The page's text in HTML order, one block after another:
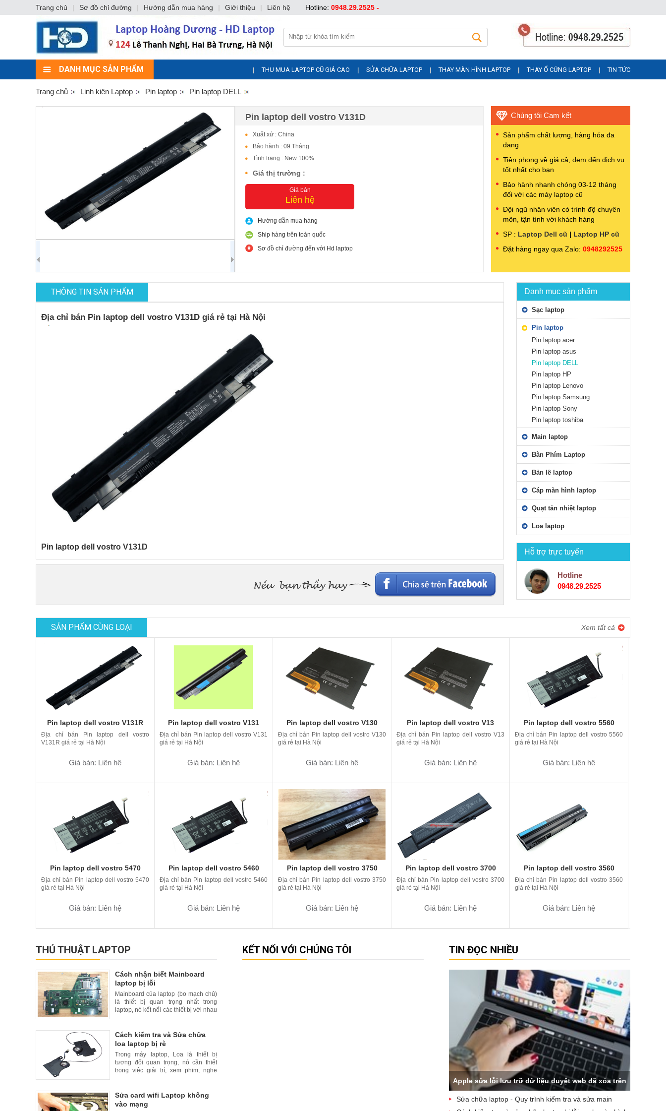
DANH MỤC SẢN PHẨM THU MUA LAPTOP CŨ GIÁ CAO SỬA CHỮA LAPTOP THAY MÀN HÌNH LAPTOP THAY Ổ CỨNG LAPTOP TIN TỨC
Trang chủ Linh kiện Laptop Pin laptop Pin laptop DELL
Pin laptop dell vostro V131D
Xuất xứ : China
Bảo hành : 09 Tháng
Tình trạng : New 100%
Giá thị trường :
Giá bán
Liên hệ
Hướng dẫn mua hàng
Ship hàng trên toàn quốc
Sơ đồ chỉ đường đến với Hd laptop
Chúng tôi Cam kết
Sản phẩm chất lượng, hàng hóa đa
dạng
Tiên phong về giá cả, đem đến dịch vụ
tốt nhất cho bạn
Bảo hành nhanh chóng 03-12 tháng
đối với các máy laptop cũ
Đội ngũ nhân viên có trình độ chuyên
môn, tận tình với khách hàng
SP : Laptop Dell cũ | Laptop HP cũ
Đặt hàng ngay qua Zalo: 0948292525
THÔNG TIN SẢN PHẨM
Địa chỉ bán Pin laptop dell vostro V131D giá rẻ tại Hà Nội
Pin laptop dell vostro V131D
Danh mục sản phẩm
Sạc laptop
Pin laptop
Pin laptop acer
Pin laptop asus
Pin laptop DELL
Pin laptop HP
Pin laptop Lenovo
Pin laptop Samsung
Pin laptop Sony
Pin laptop toshiba
Main laptop
Bàn Phím Laptop
Bản lề laptop
Cáp màn hình laptop
Quạt tản nhiệt laptop
Loa laptop
Hỗ trợ trực tuyến
Hotline
0948.29.2525
Xem tất cả
SẢN PHẨM CÙNG LOẠI
Pin laptop dell vostro V131R
Địa chỉ bán Pin laptop dell vostro
V131R giá rẻ tại Hà Nội
Giá bán: Liên hệ
Pin laptop dell vostro V131
Địa chỉ bán Pin laptop dell vostro V131
giá rẻ tại Hà Nội
Giá bán: Liên hệ
Pin laptop dell vostro V130
Địa chỉ bán Pin laptop dell vostro V130
giá rẻ tại Hà Nội
Giá bán: Liên hệ
Pin laptop dell vostro V13
Địa chỉ bán Pin laptop dell vostro V13
giá rẻ tại Hà Nội
Giá bán: Liên hệ
Pin laptop dell vostro 5560
Địa chỉ bán Pin laptop dell vostro 5560
giá rẻ tại Hà Nội
Giá bán: Liên hệ
Pin laptop dell vostro 5470
Địa chỉ bán Pin laptop dell vostro 5470
giá rẻ tại Hà Nội
Giá bán: Liên hệ
Pin laptop dell vostro 5460
Địa chỉ bán Pin laptop dell vostro 5460
giá rẻ tại Hà Nội
Giá bán: Liên hệ
Pin laptop dell vostro 3750
Địa chỉ bán Pin laptop dell vostro 3750
giá rẻ tại Hà Nội
Giá bán: Liên hệ
Pin laptop dell vostro 3700
Địa chỉ bán Pin laptop dell vostro 3700
giá rẻ tại Hà Nội
Giá bán: Liên hệ
Pin laptop dell vostro 3560
Địa chỉ bán Pin laptop dell vostro 3560
giá rẻ tại Hà Nội
Giá bán: Liên hệ
THỦ THUẬT LAPTOP
Cách nhận biết Mainboard
laptop bị lỗi
Mainboard của laptop (bo mạch chủ)
là thiết bị quan trọng nhất trong
laptop, nó kết nối các thiết bị với nhau
sẽ hướng dẫn các b
Cách kiểm tra và Sửa chữa
loa laptop bị rè
Trong máy laptop, Loa là thiết bị
tương đối quan trọng, nó cần thiết
trong việc giải trí, xem phim, nghe
khiến người dùng laptop
Sửa card wifi Laptop không
vào mạng
KẾT NỐI VỚI CHÚNG TÔI TIN ĐỌC NHIỀU
Apple sửa lỗi lưu trữ dữ liệu duyệt web đã xóa trên
iCloud
Sửa chữa laptop - Quy trình kiểm tra và sửa main
Trang chủ | Sơ đồ chỉ đường | Hướng dẫn mua hàng | Giới thiệu | Liên hệ Hotline: 0948.29.2525 -